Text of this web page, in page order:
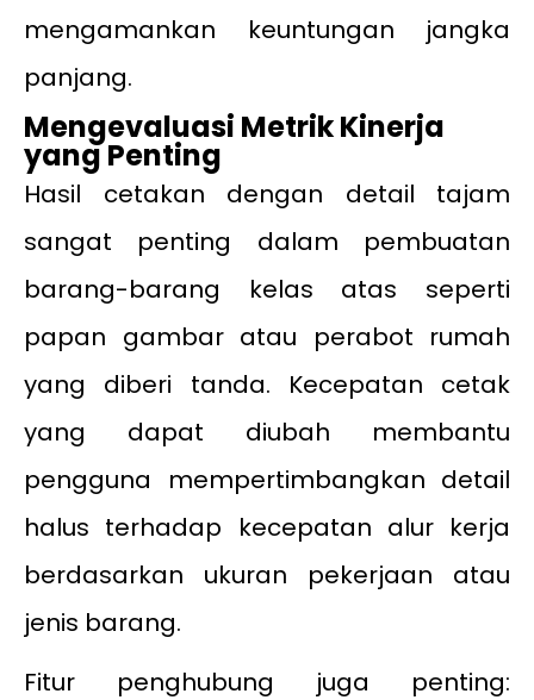
mengamankan keuntungan jangka
panjang.
Mengevaluasi Metrik Kinerja
yang Penting
Hasil cetakan dengan detail tajam
sangat penting dalam pembuatan
barang-barang kelas atas seperti
papan gambar atau perabot rumah
yang diberi tanda. Kecepatan cetak
yang dapat diubah membantu
pengguna mempertimbangkan detail
halus terhadap kecepatan alur kerja
berdasarkan ukuran pekerjaan atau
jenis barang.
Fitur penghubung juga penting: